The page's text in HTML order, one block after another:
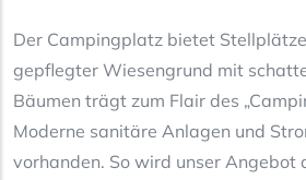
Der Campingplatz bietet
gepflegter Wiesengrund mit
Bäumen trägt zum Flair des
Moderne sanitäre Anlagen und
vorhanden. So wird unser Angebot